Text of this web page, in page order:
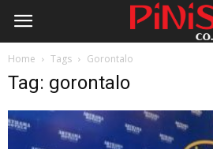
Home Tags Gorontalo
Tag: gorontalo